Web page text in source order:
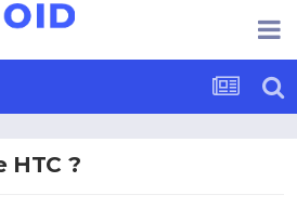
HTC ?